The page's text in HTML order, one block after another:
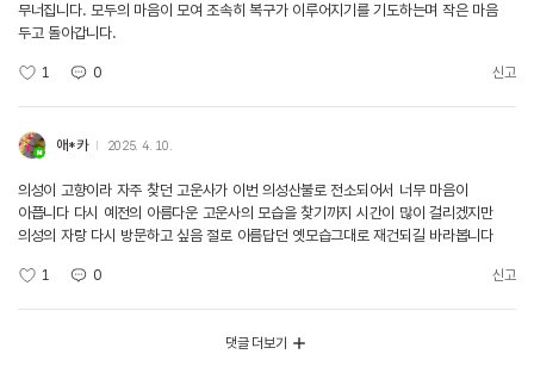
무너집니다. 모두의 마음이 모여 조속히 복구가 이루어지기를 기도하는며 작은 마음
두고 돌아갑니다.
1 0 신고
애*카 2025. 4. 10.
의성이 고향이라 자주 찾던 고운사가 이번 의성산불로 전소되어서 너무 마음이
아픕니다 다시 예전의 아름다운 고운사의 모습을 찾기까지 시간이 많이 걸리겠지만
의성의 자랑 다시 방문하고 싶음 절로 아름답던 옛모습그대로 재건되길 바라봅니다
1 0 신고
댓글 더보기